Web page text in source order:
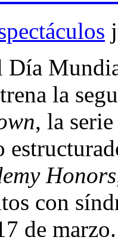
Día
la
, la
Honors
con
de marzo.